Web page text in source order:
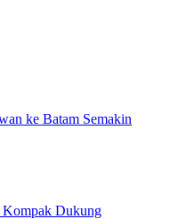
ke Batam Semakin
Kompak Dukung